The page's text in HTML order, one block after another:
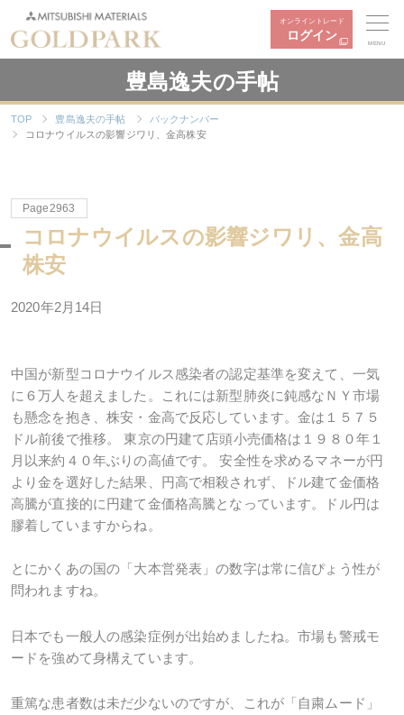
オンライントレード
ログイン
MENU
豊島逸夫の手帖
TOP 豊島逸夫の手帖
バックナンバー
コロナウイルスの影響ジワリ、金高株安
Page2963
コロナウイルスの影響ジワリ、金高
株安
2020年2月14日
中国が新型コロナウイルス感染者の認定基準を変えて、一気
に６万人を超えました。これには新型肺炎に鈍感なＮＹ市場
も懸念を抱き、株安・金高で反応しています。金は１５７５
ドル前後で推移。
東京の円建て店頭小売価格は１９８０年１
月以来約４０年ぶりの高値です。
安全性を求めるマネーが円
より金を選好した結果、円高で相殺されず、ドル建て金価格
高騰が直接的に円建て金価格高騰となっています。ドル円は
膠着していますからね。
とにかくあの国の「大本営発表」の数字は常に信ぴょう性が
問われますね。
日本でも一般人の感染症例が出始めましたね。市場も警戒モ
ードを強めて身構えています。
重篤な患者数は未だ少ないのですが、これが「自粛ムード」